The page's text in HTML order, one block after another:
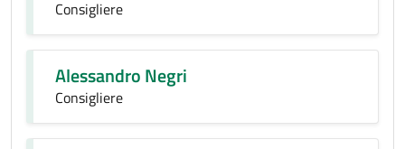
Consigliere
Alessandro Negri
Consigliere